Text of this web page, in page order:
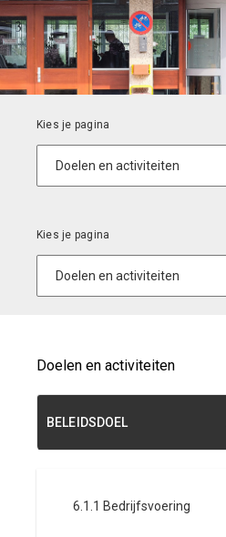
Doelen en activiteiten
BELEIDSDOEL
6.1.1 Bedrijfsvoering